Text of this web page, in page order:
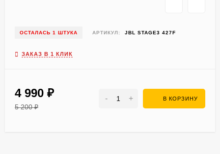
ОСТАЛАСЬ 1 ШТУКА АРТИКУЛ: JBL STAGE3 427F
ЗАКАЗ В 1 КЛИК
4 990 ₽
5 200₽
- + В КОРЗИНУ